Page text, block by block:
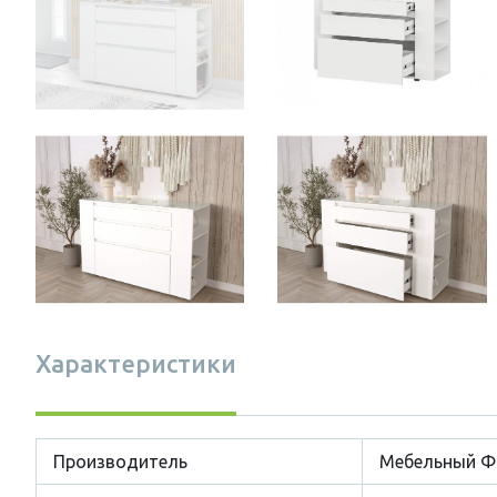
Характеристики
Производитель Мебельный